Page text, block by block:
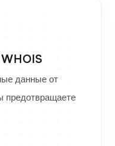
данные от
предотвращаете